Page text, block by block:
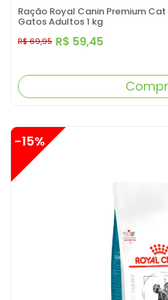
Ração Royal Canin Premium
Gatos Adultos 1 kg
R$ 59,45
R$ 69,95
-15%